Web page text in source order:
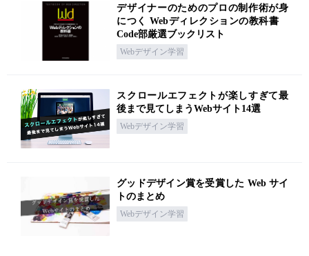
デザイナーのためのプロの制作術が身
につく Webディレクションの教科書
Code部厳選ブックリスト
Webデザイン学習
スクロールエフェクトが楽しすぎて最
後まで見てしまうWebサイト14選
Webデザイン学習
グッドデザイン賞を受賞した Web サイ
トのまとめ
Webデザイン学習